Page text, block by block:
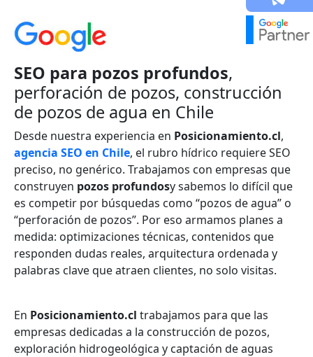
SEO para pozos profundos,
perforación de pozos, construcción
de pozos de agua en Chile
Desde nuestra experiencia en Posicionamiento.cl,
agencia SEO en Chile, el rubro hídrico requiere SEO
preciso, no genérico. Trabajamos con empresas que
construyen pozos profundosy sabemos lo difícil que
es competir por búsquedas como “pozos de agua” o
“perforación de pozos”. Por eso armamos planes a
medida: optimizaciones técnicas, contenidos que
responden dudas reales, arquitectura ordenada y
palabras clave que atraen clientes, no solo visitas.
En Posicionamiento.cl trabajamos para que las
empresas dedicadas a la construcción de pozos,
exploración hidrogeológica y captación de aguas